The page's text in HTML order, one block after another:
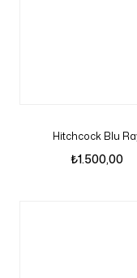
Hitchcock Blu
₺1.500,00